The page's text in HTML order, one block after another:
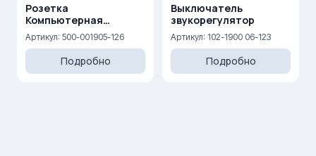
Розетка
Компьютерная
двойная (2xRj45 Cat 6)
Артикул: 500-001905-126
Подробно
Выключатель
звукорегулятор
Артикул: 102-1900 06-123
Подробно